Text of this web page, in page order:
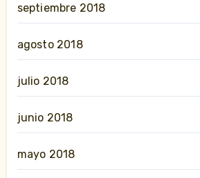
septiembre 2018
agosto 2018
julio 2018
junio 2018
mayo 2018